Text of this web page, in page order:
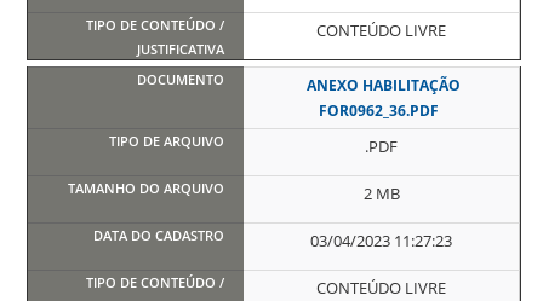
CONTEÚDO LIVRE
ANEXO HABILITAÇÃO
FOR0962_36.PDF
.PDF
2 MB
03/04/2023 11:27:23
CONTEÚDO LIVRE